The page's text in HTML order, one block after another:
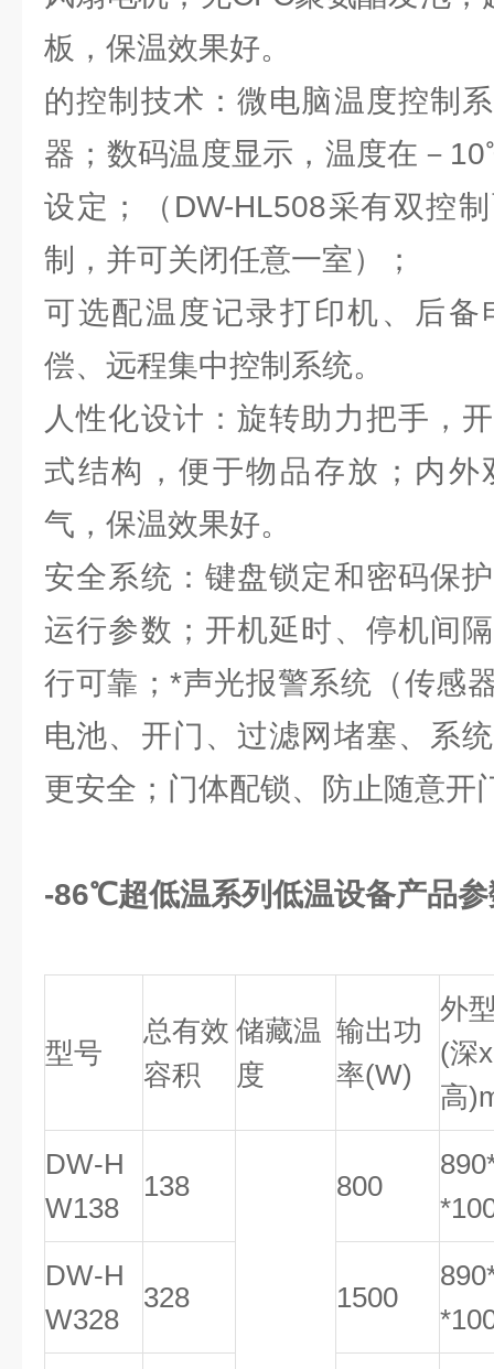
板，保温效果好。
的控制技术：微电脑温度控制
器；数码温度显示，温度在－
设定；（DW-HL508采有双控
制，并可关闭任意一室）；
可选配温度记录打印机、后备
偿、远程集中控制系统。
人性化设计：旋转助力把手，
式结构，便于物品存放；内
气，保温效果好。
安全系统：键盘锁定和密码保
运行参数；开机延时、停机间
行可靠；*声光报警系统（传感
电池、开门、过滤网堵塞、系
更安全；门体配锁、防止随意开
-86℃超低温系列低温设备产品
型号
总有效
容积
储藏温
度
输出功
率(W)
外
(深
高
DW-H
W138
138 800
DW-H
W328
328 1500